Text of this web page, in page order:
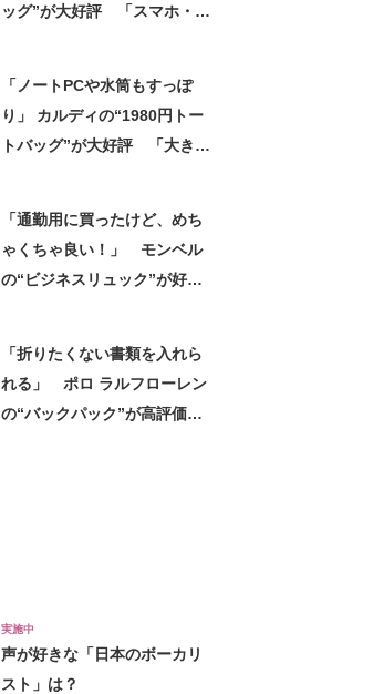
ッグ”が大好評 「スマホ・財
「ノートPCや水筒もすっぽ
り」 カルディの“1980円トー
トバッグ”が大好評 「大きさ
「通勤用に買ったけど、めち
ゃくちゃ良い！」 モンベル
の“ビジネスリュック”が好
「折りたくない書類を入れら
れる」 ポロ ラルフローレン
の“バックパック”が高評価
実施中
声が好きな「日本のボーカリ
スト」は？